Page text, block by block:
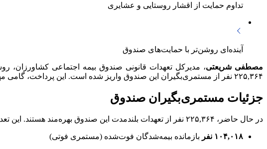
تداوم حمایت از اقشار روستایی و عشایری
آینده‌ای روشن‌تر با حمایت‌های صندوق
مصطفی شریعتی
۲۲۵,۳۶۴ نفر از مستمری‌بگیران این صندوق واریز شده است. این پرداخت، گامی مهم در راستای حمایت از اقشار آسیب‌پذیر جامعه روستایی و عشایری محسوب می‌شود.
جزئیات مستمری‌بگیران صندوق
در حال حاضر، ۲۲۵,۳۶۴ نفر از تعهدات بلندمدت این صندوق بهره‌مند هستند. این تعداد شامل:
۱۰۴,۰۱۸ نفر بازمانده بیمه‌شدگان فوت‌شده (مستمری فوتی)